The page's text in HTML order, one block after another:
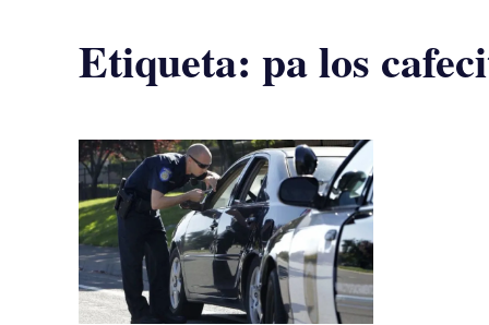
Etiqueta: pa los